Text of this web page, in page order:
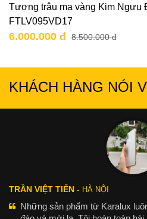
Tượng trâu mạ vàng Kim Ngưu
FTLV095VD17
6.000.000 đ 8.500.000 đ
KHÁCH HÀNG NÓI
TRẦN VIỆT TIẾN - HÀ NỘI
Những sản phẩm từ Karalux